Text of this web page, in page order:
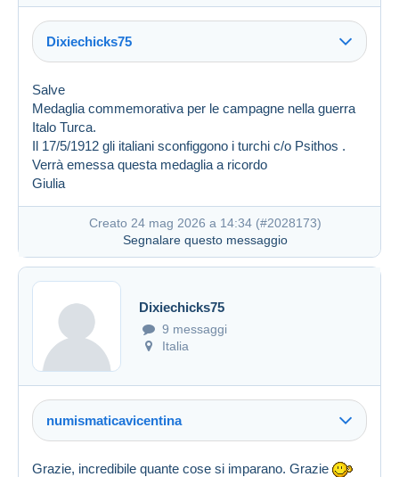
Dixiechicks75
Creato 20 mag 2026 a 16:15 #2027012
Salve
Medaglia commemorativa per le campagne nella guerra
Italo Turca.
Il 17/5/1912 gli italiani sconfiggono i turchi c/o Psithos .
Verrà emessa questa medaglia a ricordo
Giulia
Creato 24 mag 2026 a 14:34 (#2028173)
Segnalare questo messaggio
Dixiechicks75
9 messaggi
Italia
numismaticavicentina
Grazie, incredibile quante cose si imparano. Grazie